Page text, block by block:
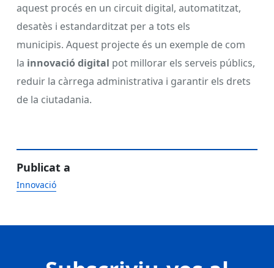
aquest procés en un circuit digital, automatitzat,
desatès i estandarditzat per a tots els
municipis. Aquest projecte és un exemple de com
la innovació digital pot millorar els serveis públics,
reduir la càrrega administrativa i garantir els drets
de la ciutadania.
Publicat a
Innovació